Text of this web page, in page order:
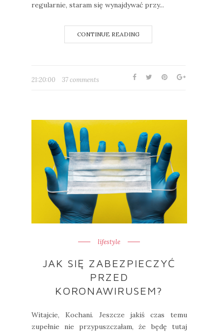
regularnie, staram się wynajdywać przy...
CONTINUE READING
21:20:00 37 comments
lifestyle
JAK SIĘ ZABEZPIECZYĆ
PRZED
KORONAWIRUSEM?
Witajcie, Kochani. Jeszcze jakiś czas temu
zupełnie nie przypuszczałam, że będę tutaj